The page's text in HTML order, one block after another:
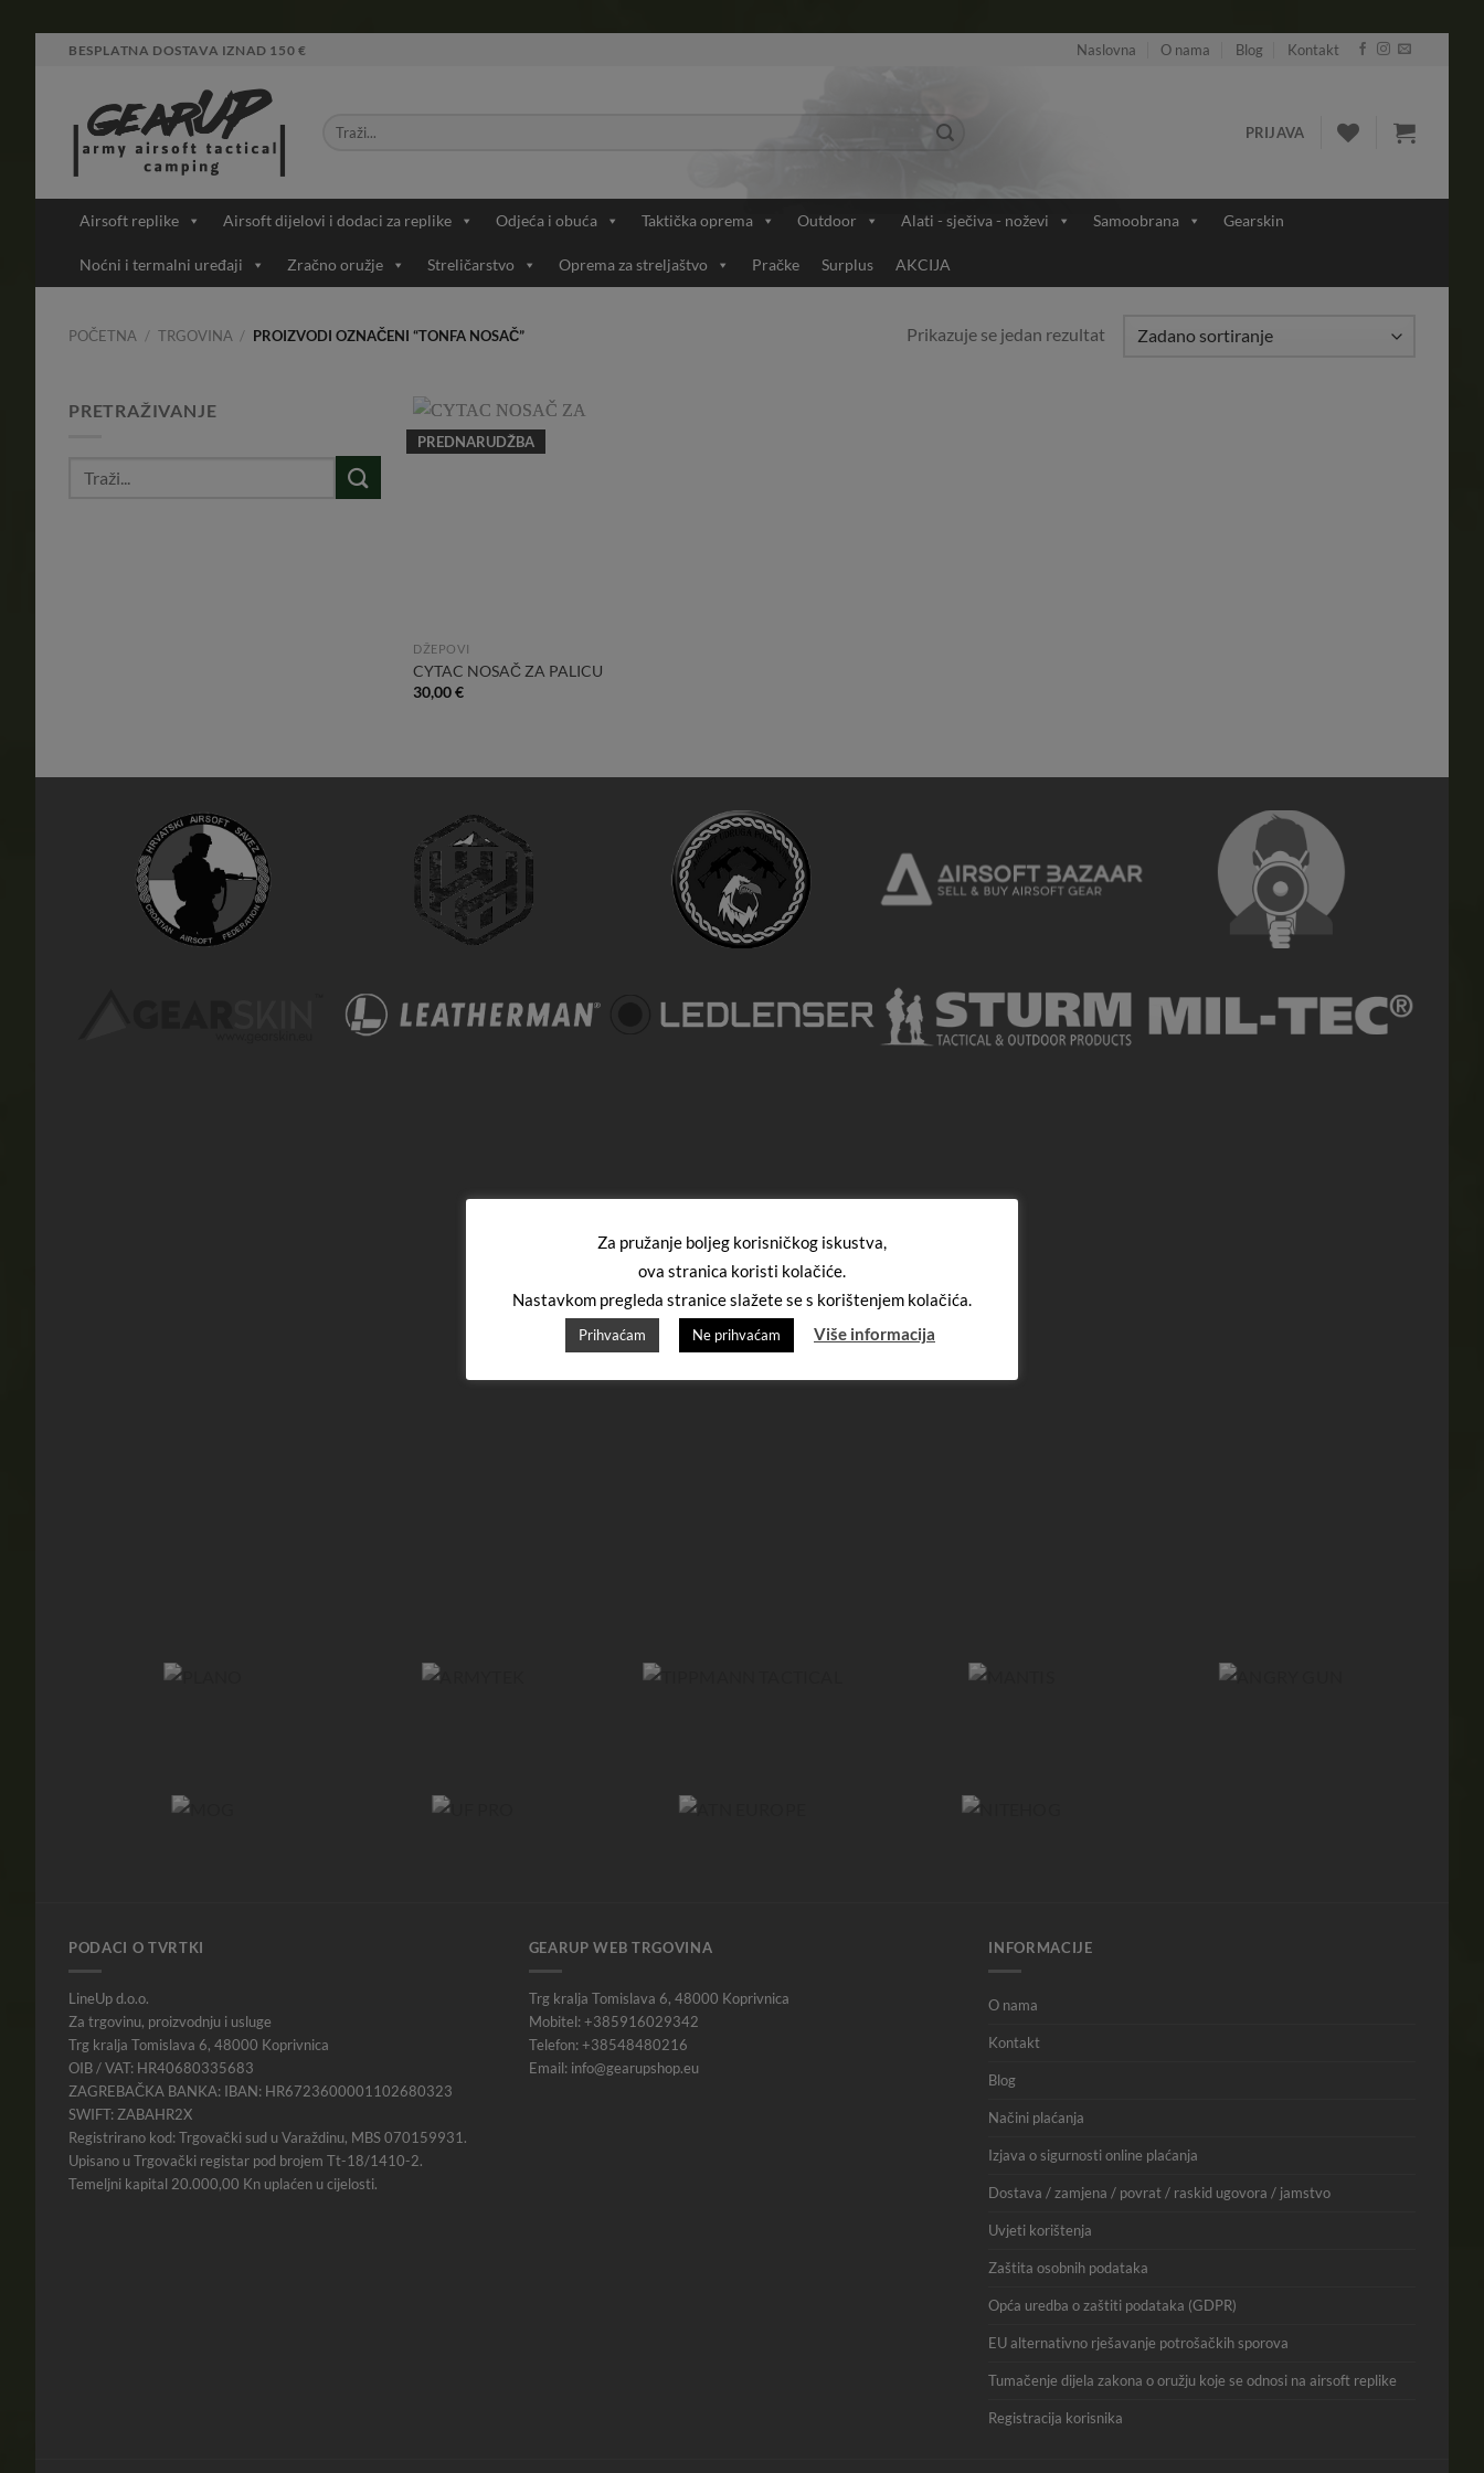
BESPLATNA DOSTAVA IZNAD 150 € Naslovna O nama Blog Kontakt
PRIJAVA
Airsoft replike Airsoft dijelovi i dodaci za replike Odjeća i obuća Taktička oprema Outdoor Alati - sječiva - noževi Samoobrana Gearskin
Noćni i termalni uređaji Zračno oružje Streličarstvo Oprema za streljaštvo Pračke Surplus AKCIJA
POČETNA / TRGOVINA / PROIZVODI OZNAČENI “TONFA NOSAČ” Prikazuje se jedan rezultat
PRETRAŽIVANJE
PREDNARUDŽBA
DŽEPOVI
CYTAC NOSAČ ZA PALICU
30,00€
PODACI O TVRTKI
LineUp d.o.o.
Za trgovinu, proizvodnju i usluge
Trg kralja Tomislava 6, 48000 Koprivnica
OIB / VAT: HR40680335683
ZAGREBAČKA BANKA: IBAN: HR6723600001102680323
SWIFT: ZABAHR2X
Registrirano kod: Trgovački sud u Varaždinu, MBS 070159931.
Upisano u Trgovački registar pod brojem Tt-18/1410-2.
Temeljni kapital 20.000,00 Kn uplaćen u cijelosti.
GEARUP WEB TRGOVINA
Trg kralja Tomislava 6, 48000 Koprivnica
Mobitel: +385916029342
Telefon: +38548480216
Email: info@gearupshop.eu
INFORMACIJE
O nama
Kontakt
Blog
Načini plaćanja
Izjava o sigurnosti online plaćanja
Dostava / zamjena / povrat / raskid ugovora / jamstvo
Uvjeti korištenja
Zaštita osobnih podataka
Opća uredba o zaštiti podataka (GDPR)
EU alternativno rješavanje potrošačkih sporova
Tumačenje dijela zakona o oružju koje se odnosi na airsoft replike
Registracija korisnika
Za pružanje boljeg korisničkog iskustva,
ova stranica koristi kolačiće.
Nastavkom pregleda stranice slažete se s korištenjem kolačića.
Prihvaćam Ne prihvaćam Više informacija